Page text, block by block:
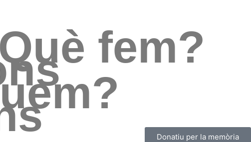
fem?
Donatiu per la memòria